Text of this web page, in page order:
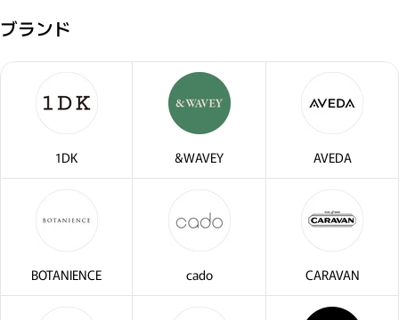
ブランド
1DK &WAVEY AVEDA
BOTANIENCE cado CARAVAN